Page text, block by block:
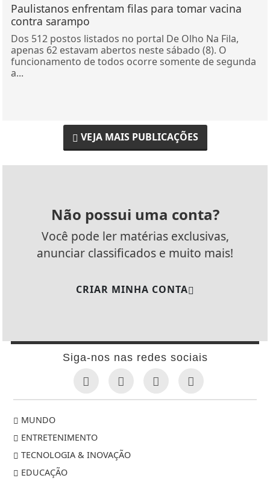
Paulistanos enfrentam filas para tomar vacina
contra sarampo
Dos 512 postos listados no portal De Olho Na Fila,
apenas 62 estavam abertos neste sábado (8). O
funcionamento de todos ocorre somente de segunda
a...
VEJA MAIS PUBLICAÇÕES
Não possui uma conta?
Você pode ler matérias exclusivas,
anunciar classificados e muito mais!
CRIAR MINHA CONTA
Siga-nos nas redes sociais
MUNDO
ENTRETENIMENTO
TECNOLOGIA & INOVAÇÃO
EDUCAÇÃO